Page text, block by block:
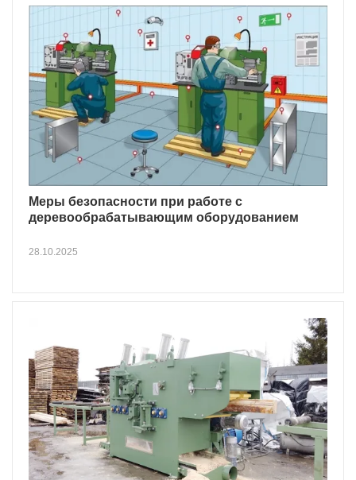
Меры безопасности при работе с
деревообрабатывающим оборудованием
28.10.2025